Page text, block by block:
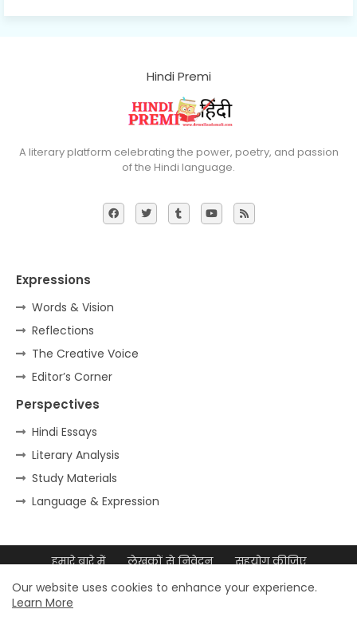
Hindi Premi
A literary platform celebrating the power, poetry, and passion
of the Hindi language.
Expressions
Words & Vision
Reflections
The Creative Voice
Editor’s Corner
Perspectives
Hindi Essays
Literary Analysis
Study Materials
Language & Expression
हमारे बारे में लेखकों से निवेदन
सहयोग कीजिए
डिजिटल उपस्थिति
© 2026 डॉ. मुल्ला आदम अली – सर्वाधिकार सुरक्षित
Our website uses cookies to enhance your experience.
Learn More